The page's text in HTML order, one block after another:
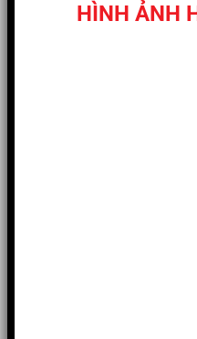
HÌNH ẢNH